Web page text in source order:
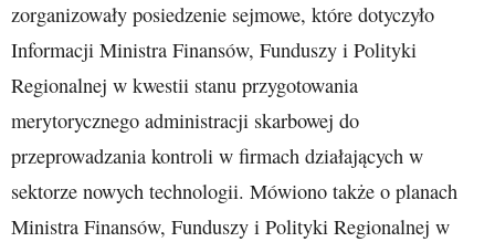
zorganizowały posiedzenie sejmowe, które dotyczyło
Informacji Ministra Finansów, Funduszy i Polityki
Regionalnej w kwestii stanu przygotowania
merytorycznego administracji skarbowej do
przeprowadzania kontroli w firmach działających w
sektorze nowych technologii. Mówiono także o planach
Ministra Finansów, Funduszy i Polityki Regionalnej w